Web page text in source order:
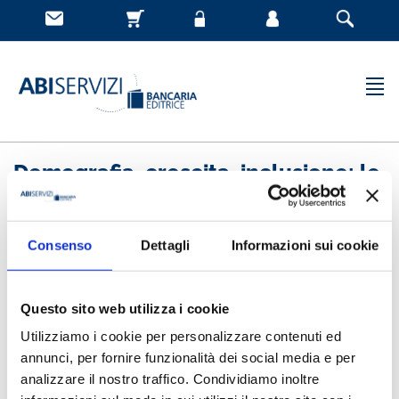
Consenso Dettagli Informazioni sui cookie
Questo sito web utilizza i cookie
Utilizziamo i cookie per personalizzare contenuti ed
annunci, per fornire funzionalità dei social media e per
analizzare il nostro traffico. Condividiamo inoltre
Demografia, crescita, inclusione: le
banche alla prova longevity
sulla crescita economica e sulla produttività, in
chiamato a fronteggiare le nuove sfide legate ai
cambiamenti demografici e alle diseguaglianze
sociali ed economiche potenzialmente connesse e
a intercettare bisogni emergenti, non